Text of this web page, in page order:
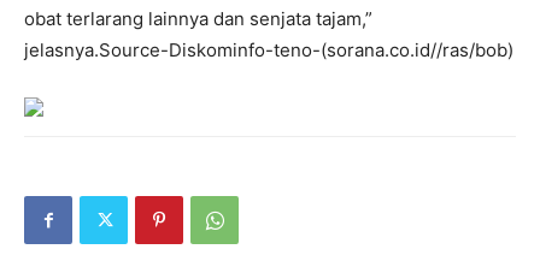
obat terlarang lainnya dan senjata tajam,”
jelasnya.Source-Diskominfo-teno-(sorana.co.id//ras/bob)